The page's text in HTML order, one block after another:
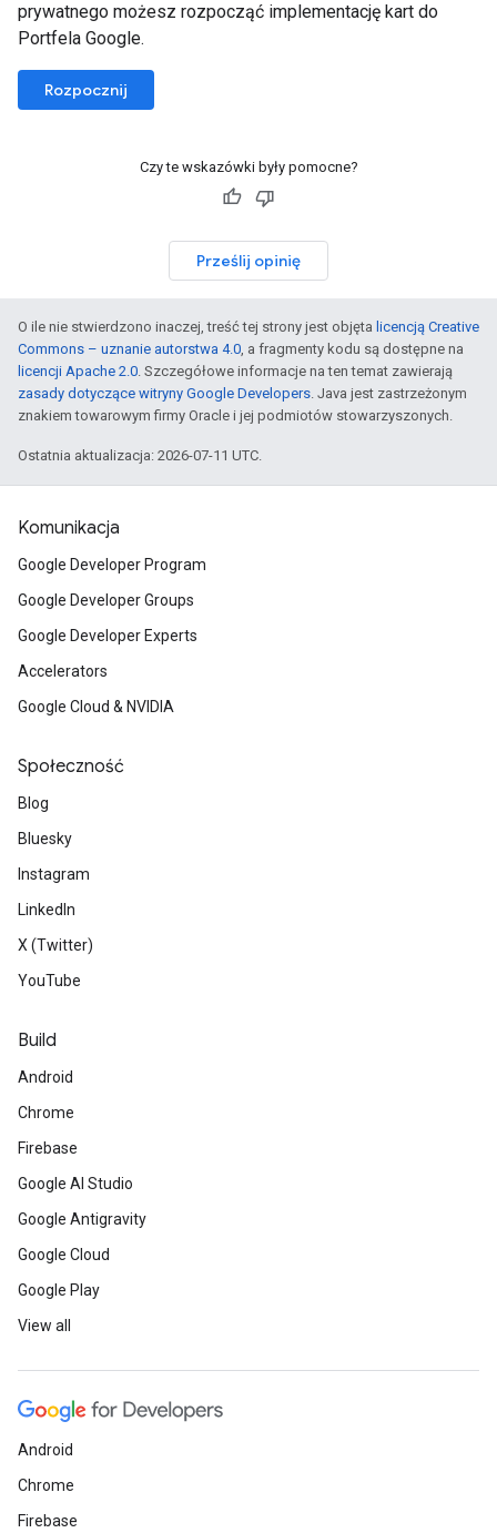
prywatnego możesz rozpocząć implementację kart do
Portfela Google.
Rozpocznij
Czy te wskazówki były pomocne?
Prześlij opinię
O ile nie stwierdzono inaczej, treść tej strony jest objęta licencją Creative
Commons – uznanie autorstwa 4.0, a fragmenty kodu są dostępne na
licencji Apache 2.0. Szczegółowe informacje na ten temat zawierają
zasady dotyczące witryny Google Developers. Java jest zastrzeżonym
znakiem towarowym firmy Oracle i jej podmiotów stowarzyszonych.
Ostatnia aktualizacja: 2026-07-11 UTC.
Komunikacja
Google Developer Program
Google Developer Groups
Google Developer Experts
Accelerators
Google Cloud & NVIDIA
Społeczność
Blog
Bluesky
Instagram
LinkedIn
X (Twitter)
YouTube
Build
Android
Chrome
Firebase
Google AI Studio
Google Antigravity
Google Cloud
Google Play
View all
Android
Chrome
Firebase